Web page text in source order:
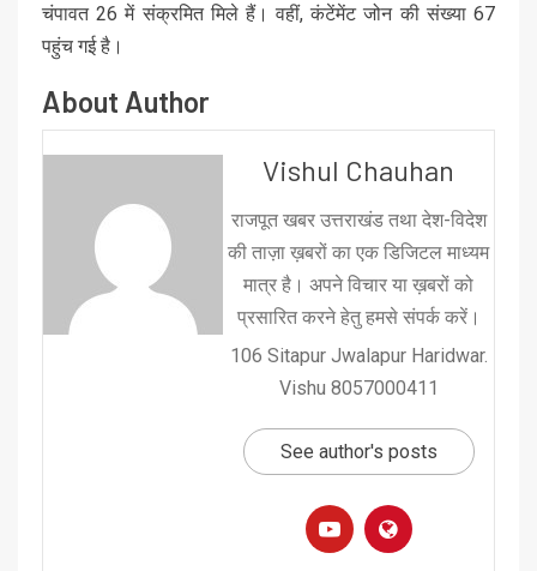
चंपावत 26 में संक्रमित मिले हैं। वहीं, कंटेंमेंट जोन की संख्या 67
पहुंच गई है।
About Author
Vishul Chauhan
राजपूत खबर उत्तराखंड तथा देश-विदेश
की ताज़ा ख़बरों का एक डिजिटल माध्यम
मात्र है। अपने विचार या ख़बरों को
प्रसारित करने हेतु हमसे संपर्क करें।
106 Sitapur Jwalapur Haridwar.
Vishu 8057000411
See author's posts